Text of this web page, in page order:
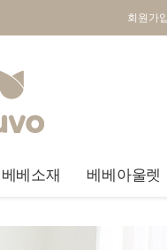
회원가
베베소재 베베아울렛